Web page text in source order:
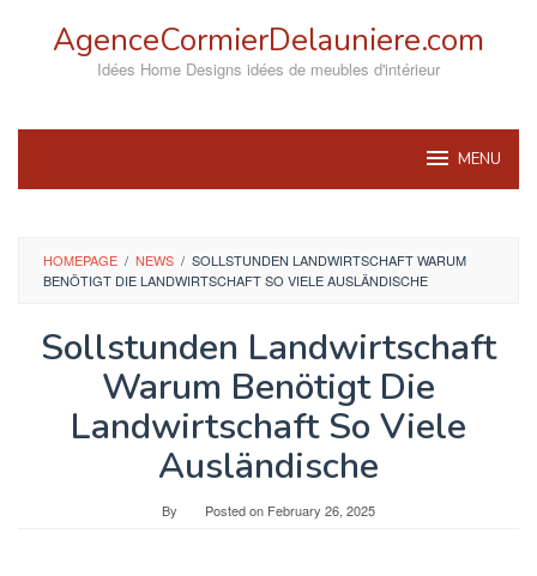
AgenceCormierDelauniere.com
Idées Home Designs idées de meubles d'intérieur
MENU
HOMEPAGE / NEWS / SOLLSTUNDEN LANDWIRTSCHAFT WARUM
BENÖTIGT DIE LANDWIRTSCHAFT SO VIELE AUSLÄNDISCHE
Sollstunden Landwirtschaft
Warum Benötigt Die
Landwirtschaft So Viele
Ausländische
By Posted on February 26, 2025